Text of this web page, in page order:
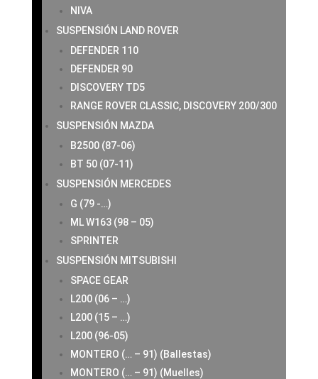
NIVA
SUSPENSIÓN LAND ROVER
DEFENDER 110
DEFENDER 90
DISCOVERY TD5
RANGE ROVER CLASSIC, DISCOVERY 200/300
SUSPENSIÓN MAZDA
B2500 (87-06)
BT 50 (07-11)
SUSPENSIÓN MERCEDES
G (79 -…)
ML W163 (98 – 05)
SPRINTER
SUSPENSIÓN MITSUBISHI
SPACE GEAR
L200 (06 – …)
L200 (15 – …)
L200 (96-05)
MONTERO (… – 91) (Ballestas)
MONTERO (… – 91) (Muelles)